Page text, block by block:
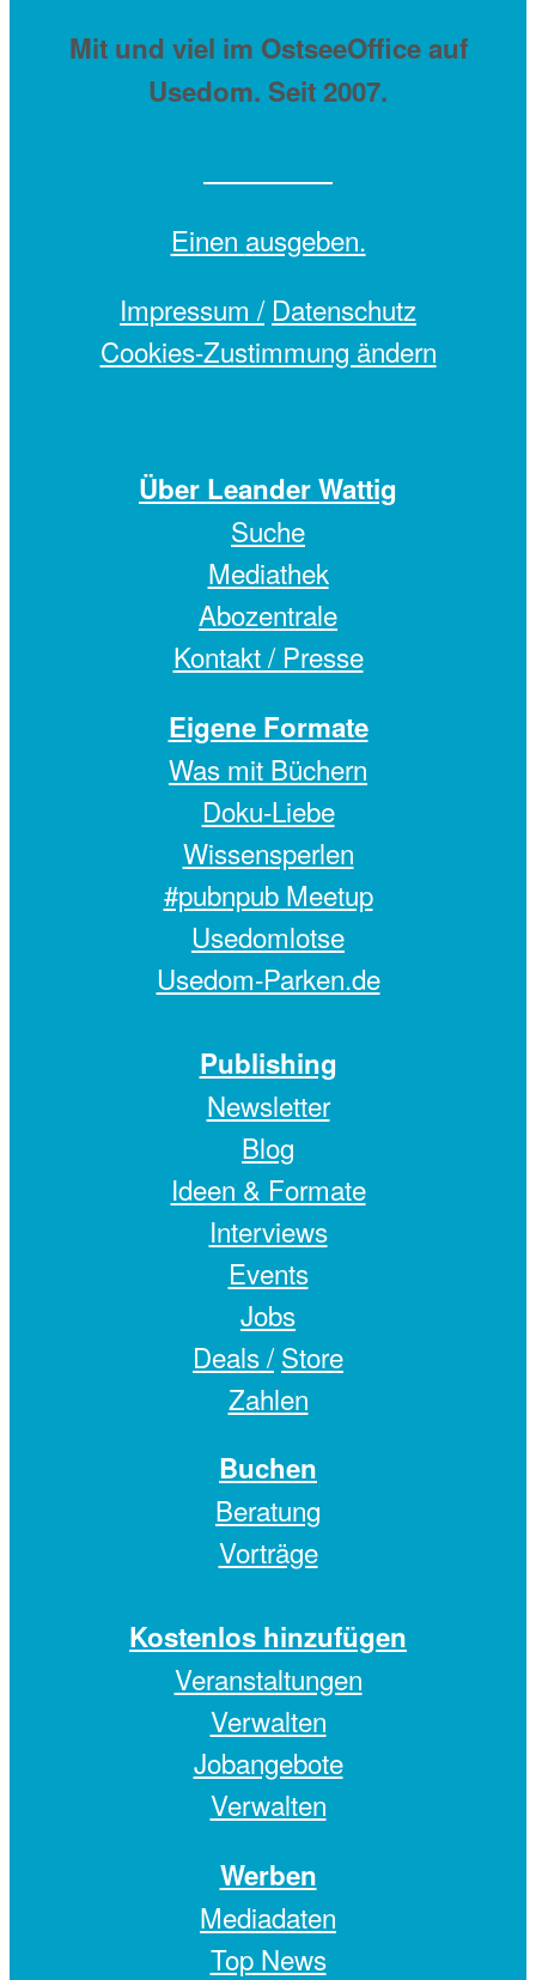
Mit und viel im OstseeOffice auf
Usedom. Seit 2007.
Einen ausgeben.
Impressum / Datenschutz
Cookies-Zustimmung ändern
Über Leander Wattig
Suche
Mediathek
Abozentrale
Kontakt / Presse
Eigene Formate
Was mit Büchern
Doku-Liebe
Wissensperlen
#pubnpub Meetup
Usedomlotse
Usedom-Parken.de
Publishing
Newsletter
Blog
Ideen & Formate
Interviews
Events
Jobs
Deals / Store
Zahlen
Buchen
Beratung
Vorträge
Kostenlos hinzufügen
Veranstaltungen
Verwalten
Jobangebote
Verwalten
Werben
Mediadaten
Top News